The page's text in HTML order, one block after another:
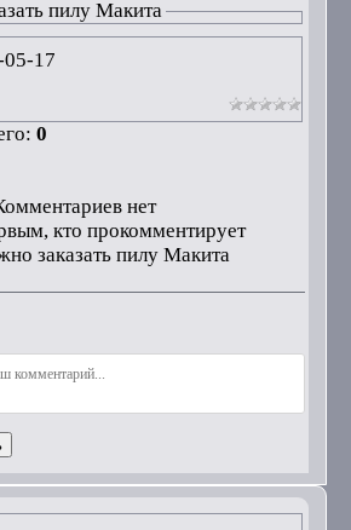
пилу Макита
17
0
нет
кто прокомментирует
заказать пилу Макита